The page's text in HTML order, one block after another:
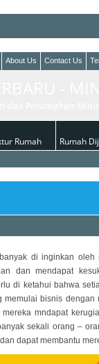
About Us Contact Us
Rumah Rumah
di inginkan oleh
dan mendapat
di ketahui bahwa
bisnis dengan
mndapat
sekali orang –
dapat membantu